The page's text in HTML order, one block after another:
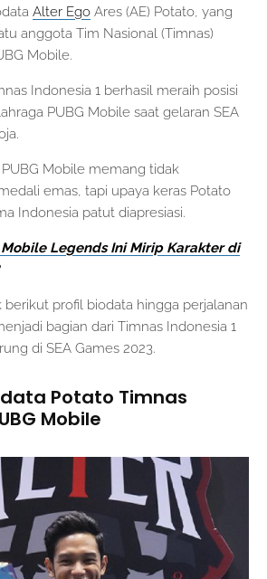
Alter Ego Ares (AE) Potato, yang
anggota Tim Nasional (Timnas)
Mobile.
Indonesia 1 berhasil meraih posisi
PUBG Mobile saat gelaran SEA
Mobile memang tidak
emas, tapi upaya keras Potato
Indonesia patut diapresiasi.
Mobile Legends Ini Mirip Karakter di
berikut profil biodata hingga perjalanan
bagian dari Timnas Indonesia 1
di SEA Games 2023.
Potato Timnas
Mobile